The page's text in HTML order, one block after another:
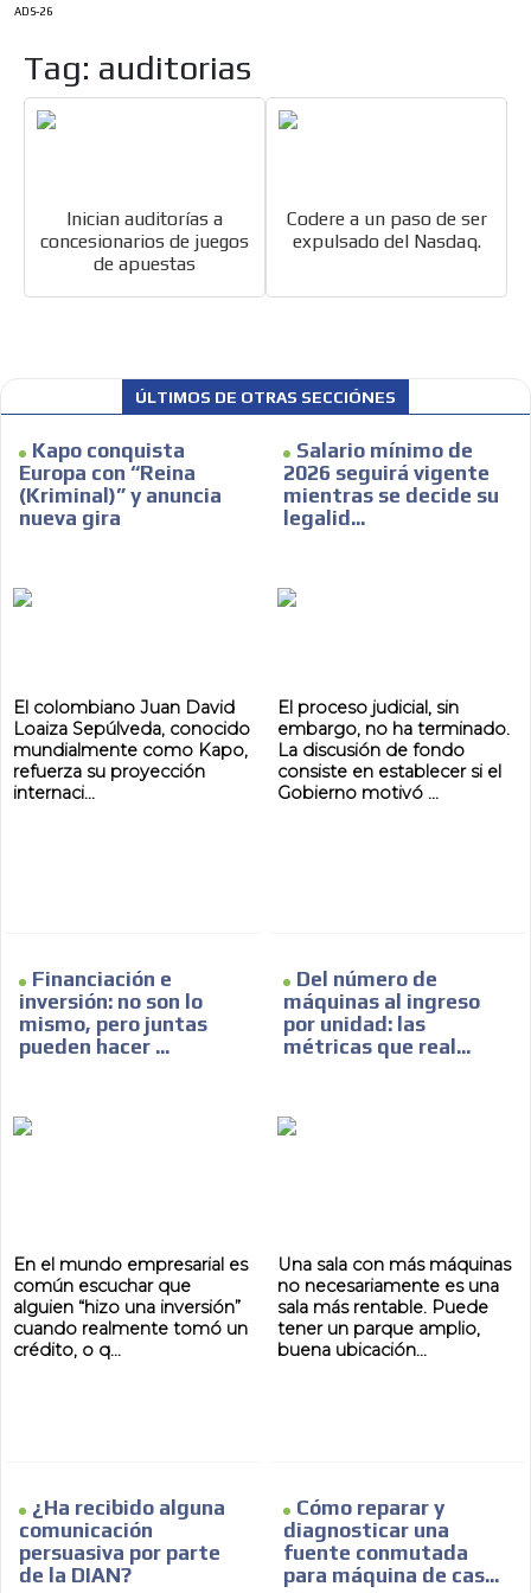
ADS-26
Tag: auditorias
Inician auditorías a
concesionarios de juegos
de apuestas
Codere a un paso de ser
expulsado del Nasdaq.
ÚLTIMOS DE OTRAS SECCIÓNES
Kapo conquista
Europa con “Reina
(Kriminal)” y anuncia
nueva gira
El colombiano Juan David
Loaiza Sepúlveda, conocido
mundialmente como Kapo,
refuerza su proyección
internaci...
Salario mínimo de
2026 seguirá vigente
mientras se decide su
legalid...
El proceso judicial, sin
embargo, no ha terminado.
La discusión de fondo
consiste en establecer si el
Gobierno motivó ...
Financiación e
inversión: no son lo
mismo, pero juntas
pueden hacer ...
En el mundo empresarial es
común escuchar que
alguien “hizo una inversión”
cuando realmente tomó un
crédito, o q...
Del número de
máquinas al ingreso
por unidad: las
métricas que real...
Una sala con más máquinas
no necesariamente es una
sala más rentable. Puede
tener un parque amplio,
buena ubicación...
¿Ha recibido alguna
comunicación
persuasiva por parte
de la DIAN?
Cómo reparar y
diagnosticar una
fuente conmutada
para máquina de cas...